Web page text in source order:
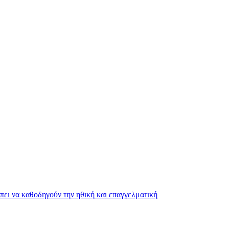
να καθοδηγούν την ηθική και επαγγελματική